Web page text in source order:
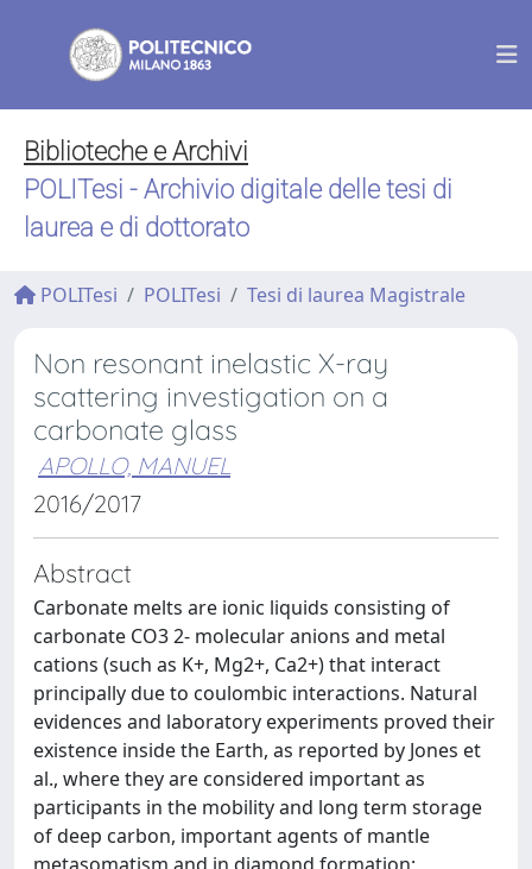
Biblioteche e Archivi
POLITesi - Archivio digitale delle tesi di
laurea e di dottorato
POLITesi POLITesi Tesi di laurea Magistrale
Non resonant inelastic X-ray
scattering investigation on a
carbonate glass
APOLLO, MANUEL
2016/2017
Abstract
Carbonate melts are ionic liquids consisting of
carbonate CO3 2- molecular anions and metal
cations (such as K+, Mg2+, Ca2+) that interact
principally due to coulombic interactions. Natural
evidences and laboratory experiments proved their
existence inside the Earth, as reported by Jones et
al., where they are considered important as
participants in the mobility and long term storage
of deep carbon, important agents of mantle